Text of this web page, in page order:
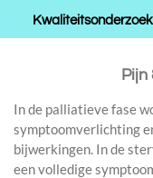
direct
Pijn
In de palliatieve fase
symptoomverlichting
bijwerkingen. In de
een volledige